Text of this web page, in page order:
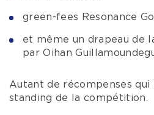
green-fees Resonance
et même un drapeau de
par Oihan
Autant de récompenses qui
standing de la compétition.